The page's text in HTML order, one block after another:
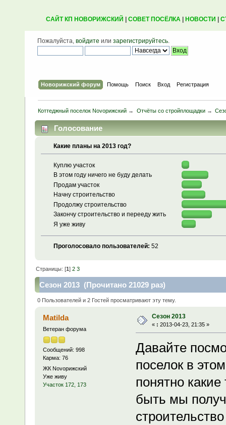
САЙТ КП НОВОРИЖСКИЙ СОВЕТ ПОСЁЛКА| НОВОСТИ
Пожалуйста, войдите или зарегистрируйтесь.
Новорижский форум Помощь Поиск Вход Регистрация
Коттеджный поселок Novoрижский → Отчёты со стройплощадки→
Голосование
Какие планы на 2013 год?
Куплю участок
В этом году ничего не буду делать
Продам участок
Начну строительство
Продолжу строительство
Закончу строительство и перееду жить
Я уже живу
Проголосовало пользователей: 52
Страницы: [1]2 3
Сезон 2013 (Прочитано 21029 раз)
0 Пользователей и 2 Гостей просматривают эту тему.
Matilda
Ветеран форума
Сообщений: 998
Карма: 76
ЖК Novoрижский
Уже живу
Участок 172, 173
Сезон 2013
« : 2013-04-23, 21:35 »
Давайте
поселок в
понятно
быть мы